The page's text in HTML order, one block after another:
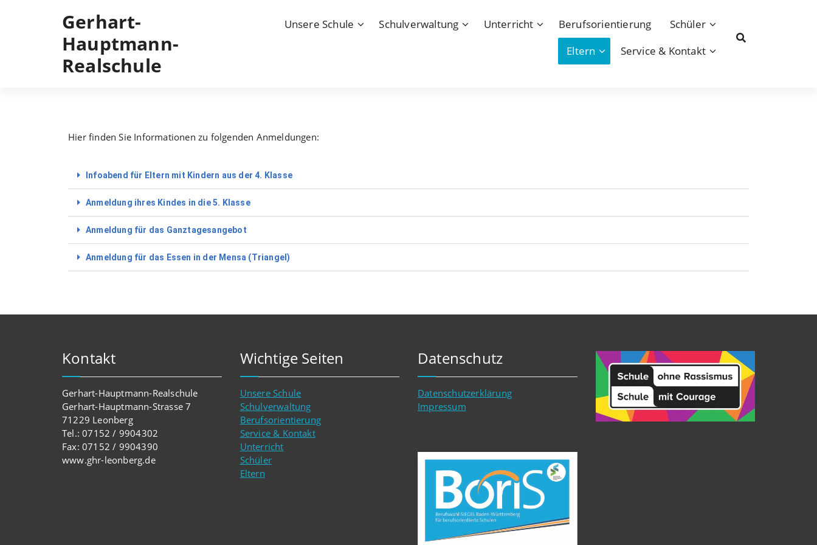
Gerhart-
Hauptmann-
Realschule
Unsere Schule Schulverwaltung Unterricht Berufsorientierung
Schüler
Eltern
Service & Kontakt
Hier finden Sie Informationen zu folgenden Anmeldungen:
Infoabend für Eltern mit Kindern aus der 4. Klasse
Anmeldung ihres Kindes in die 5. Klasse
Anmeldung für das Ganztagesangebot
Anmeldung für das Essen in der Mensa (Triangel)
Kontakt
Gerhart-Hauptmann-Realschule
Gerhart-Hauptmann-Strasse 7
71229 Leonberg
Tel.: 07152 / 9904302
Fax: 07152 / 9904390
www.ghr-leonberg.de
Wichtige Seiten
Unsere Schule
Schulverwaltung
Berufsorientierung
Service & Kontakt
Unterricht
Schüler
Eltern
Datenschutz
Datenschutzerklärung
Impressum